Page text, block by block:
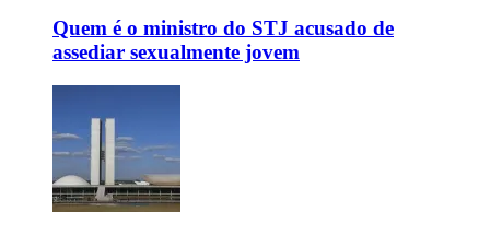
Quem é o ministro do STJ acusado de
assediar sexualmente jovem